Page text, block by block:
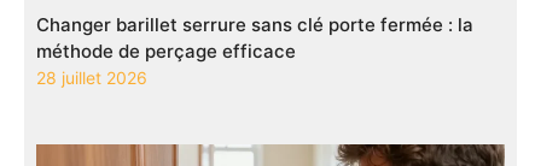
Changer barillet serrure sans clé porte fermée : la
méthode de perçage efficace
28 juillet 2026